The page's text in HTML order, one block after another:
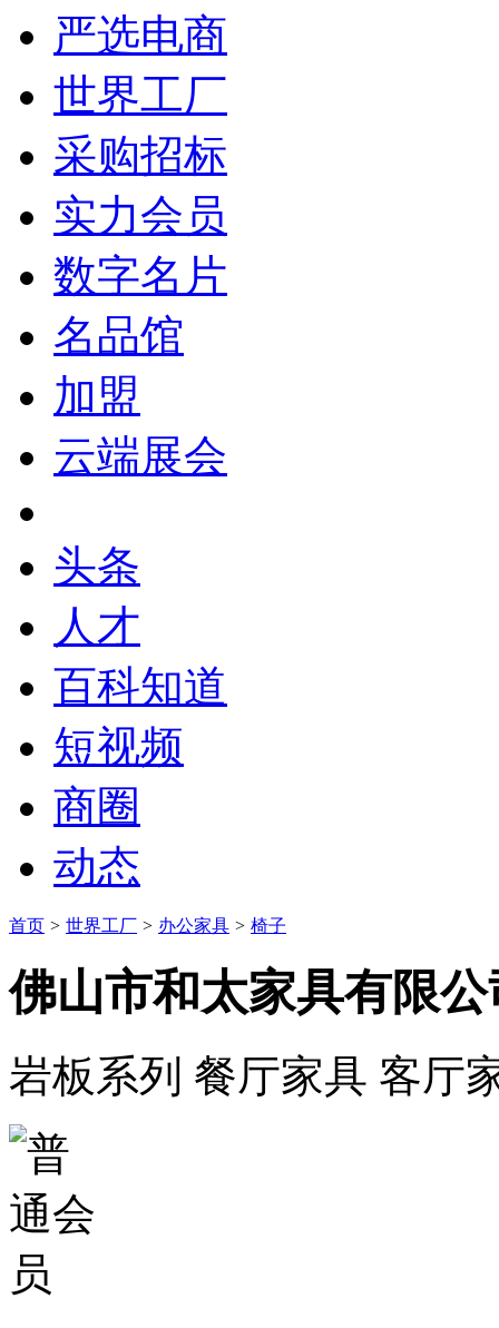
严选电商
世界工厂
采购招标
实力会员
数字名片
名品馆
加盟
云端展会
头条
人才
百科知道
短视频
商圈
动态
首页 > 世界工厂 > 办公家具 > 椅子
佛山市和太家具有限公
岩板系列 餐厅家具 客厅